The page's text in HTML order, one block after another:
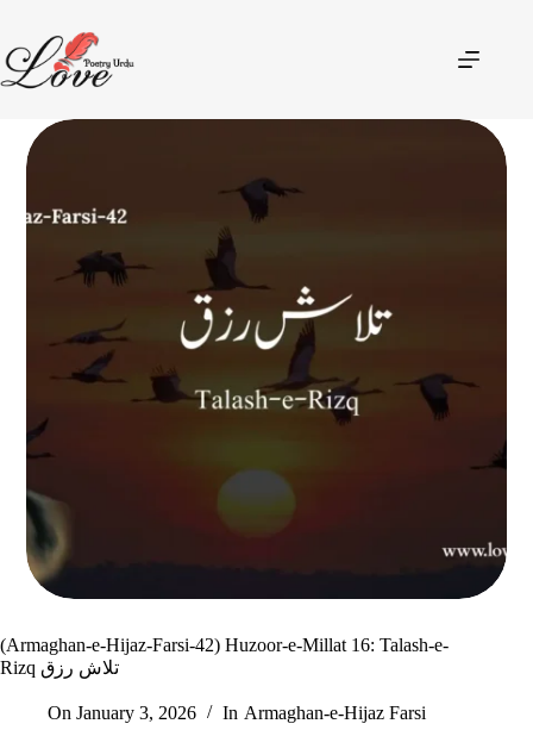
(Armaghan-e-Hijaz-Farsi-42) Huzoor-e-Millat 16: Talash-e-
Rizq تلاش رزق
On January 3, 2026 In Armaghan-e-Hijaz Farsi